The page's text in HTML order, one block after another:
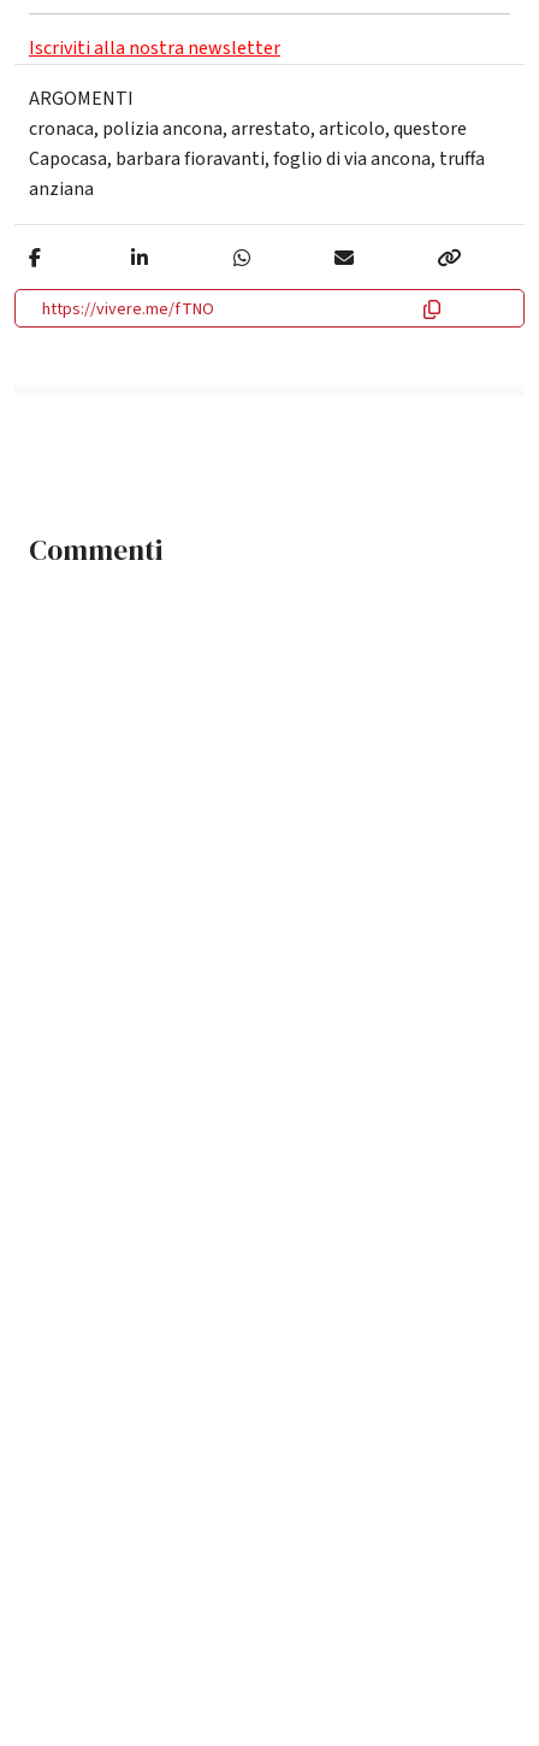
Iscriviti alla nostra newsletter
ARGOMENTI
cronaca, polizia ancona,arrestato,articolo,questore
Capocasa, barbara fioravanti,foglio di via ancona, truffa
anziana
https://vivere.me/fTNO
Commenti